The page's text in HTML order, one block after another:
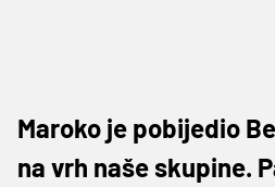
Maroko je pobijedio
na vrh naše skupine.